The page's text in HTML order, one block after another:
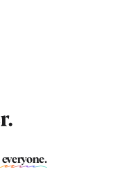
everyone.